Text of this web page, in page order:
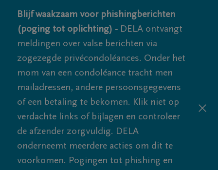
Blijf waakzaam voor phishingberichten
(poging tot oplichting) - DELA ontvangt
meldingen over valse berichten via
zogezegde privécondoléances. Onder het
mom van een condoléance tracht men
mailadressen, andere persoonsgegevens
of een betaling te bekomen. Klik niet op
verdachte links of bijlagen en controleer
de afzender zorgvuldig. DELA
onderneemt meerdere acties om dit te
voorkomen. Pogingen tot phishing en